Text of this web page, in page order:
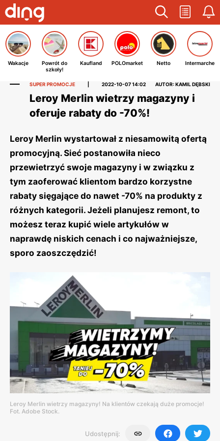
Wakacje
Powrót do
szkoły!
Kaufland POLOmarket Netto Intermarche
SUPER PROMOCJE 2022-10-07 14:02 AUTOR: KAMIL DĘBSKI
Leroy Merlin wietrzy magazyny i
oferuje rabaty do -70%!
Leroy Merlin wystartował z niesamowitą ofertą
promocyjną. Sieć postanowiła nieco
przewietrzyć swoje magazyny i w związku z
tym zaoferować klientom bardzo korzystne
rabaty sięgające do nawet -70% na produkty z
różnych kategorii. Jeżeli planujesz remont, to
możesz teraz kupić wiele artykułów w
naprawdę niskich cenach i co najważniejsze,
sporo zaoszczędzić!
Leroy Merlin wietrzy magazyny! Na klientów czekają duże promocje!
Fot. Adobe Stock.
Udostępnij: